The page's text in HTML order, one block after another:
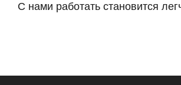
С нами работать становится